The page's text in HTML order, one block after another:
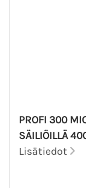
PROFI 300
SÄILIÖILLÄ
Lisätiedot